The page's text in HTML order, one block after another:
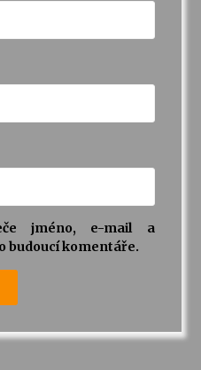
jméno, e-mail a
budoucí komentáře.